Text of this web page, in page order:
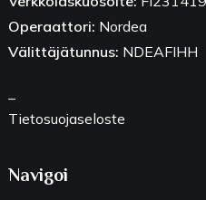
Operaattori: Nordea
Välittäjätunnus: NDEAFIHH
Tietosuojaseloste
Navigoi